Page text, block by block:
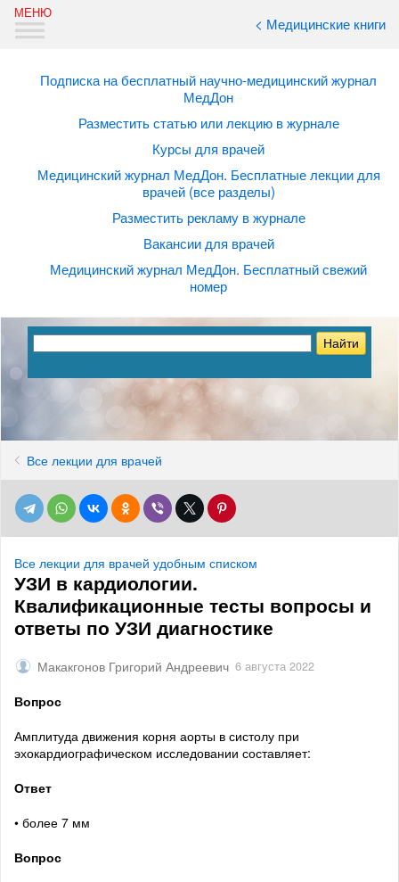
< Медицинские книги
Подписка на бесплатный научно-медицинский журнал
МедДон
Разместить статью или лекцию в журнале
Курсы для врачей
Медицинский журнал МедДон. Бесплатные лекции для
врачей (все разделы)
Разместить рекламу в журнале
Вакансии для врачей
Медицинский журнал МедДон. Бесплатный свежий
номер
Все лекции для врачей
Все лекции для врачей удобным списком
УЗИ в кардиологии.
Квалификационные тесты вопросы и
ответы по УЗИ диагностике
Макакгонов Григорий Андреевич 6 августа 2022
Вопрос
Амплитуда движения корня аорты в систолу при
эхокардиографическом исследовании составляет:
Ответ
• более 7 мм
Вопрос